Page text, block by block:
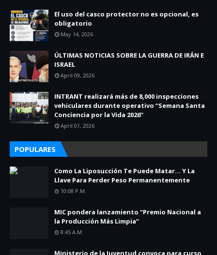
El uso del casco protector no es opcional, es
obligatorio
May 14, 2026
ÚLTIMAS NOTICIAS SOBRE LA GUERRA DE IRÁN E
ISRAEL
April 09, 2026
INTRANT realizará más de 8,000 inspecciones
vehiculares durante operativo “Semana Santa
Conciencia por la Vida 2026”
April 01, 2026
POPULARES
Como La Liposucción Te Puede Matar… Y La
Llave Para Perder Peso Permanentemente
10:08 P.m.
MIC pondera lanzamiento “Premio Nacional a
la Producción Más Limpia”
8:45 A.m.